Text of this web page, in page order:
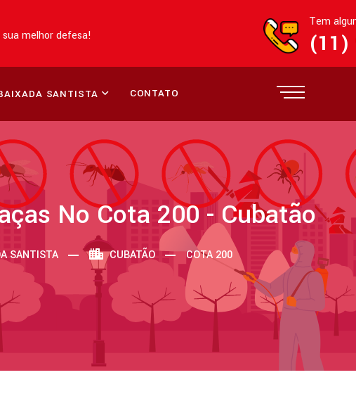
melhor defesa!
Tem
(11)
SANTISTA CONTATO
No Cota 200 - Cubatão
SANTISTA CUBATÃO COTA 200